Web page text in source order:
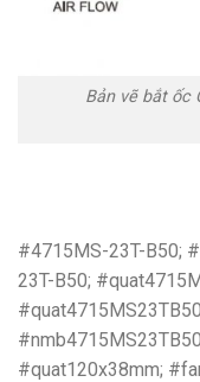
Bản vẽ bắt ốc
#4715MS-23T-B50;
23T-B50;
#quat120x38mm;